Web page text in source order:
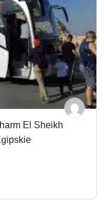
El Sheikh